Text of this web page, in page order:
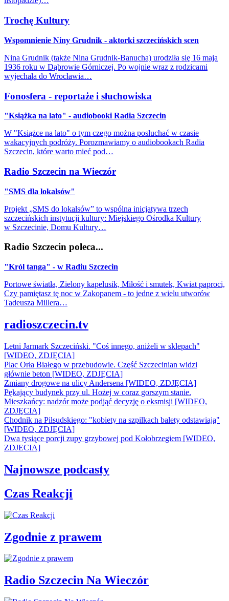
Trochę Kultury
Wspomnienie Niny Grudnik - aktorki szczecińskich scen
Nina Grudnik (także Nina Grudnik-Banucha) urodziła się 16 maja
1936 roku w Dąbrowie Górniczej. Po wojnie wraz z rodzicami
wyjechała do Wrocławia…
Fonosfera - reportaże i słuchowiska
"Książka na lato" - audiobooki Radia Szczecin
W "Książce na lato" o tym czego można posłuchać w czasie
wakacyjnych podróży. Porozmawiamy o audiobookach Radia
Szczecin, które warto mieć pod…
Radio Szczecin na Wieczór
"SMS dla lokalsów"
Projekt „SMS do lokalsów” to wspólna inicjatywa trzech
szczecińskich instytucji kultury: Miejskiego Ośrodka Kultury
w Szczecinie, Domu Kultury…
Radio Szczecin poleca...
"Król tanga" - w Radiu Szczecin
Portowe światła, Zielony kapelusik, Miłość i smutek, Kwiat paproci,
Czy pamiętasz tę noc w Zakopanem - to jedne z wielu utworów
Tadeusza Millera…
radioszczecin.tv
Letni Jarmark Szczeciński. "Coś innego, aniżeli w sklepach"
[WIDEO, ZDJĘCIA]
Plac Orła Białego w przebudowie. Część Szczecinian widzi
głównie beton [WIDEO, ZDJĘCIA]
Zmiany drogowe na ulicy Andersena [WIDEO, ZDJĘCIA]
Pękający budynek przy ul. Hożej w coraz gorszym stanie.
Mieszkańcy: nadzór może podjąć decyzję o eksmisji [WIDEO,
ZDJĘCIA]
Chodnik na Piłsudskiego: "kobiety na szpilkach balety odstawiają"
[WIDEO, ZDJĘCIA]
Dwa tysiące porcji zupy grzybowej pod Kołobrzegiem [WIDEO,
ZDJECIA]
Najnowsze podcasty
Czas Reakcji
Zgodnie z prawem
Radio Szczecin Na Wieczór